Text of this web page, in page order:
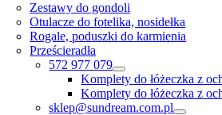
Zestawy do gondoli
Otulacze do fotelika, nosidełka
Rogale, poduszki do karmienia
Prześcieradła
572 977 079
Komplety do łóżeczka z
Komplety do łóżeczka z
sklep@sundream.com.pl